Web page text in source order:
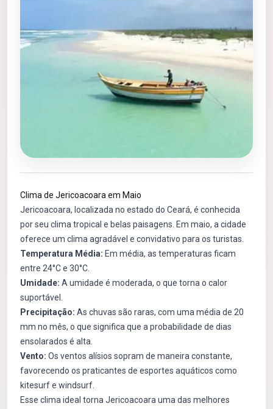
Clima de Jericoacoara em Maio
Jericoacoara, localizada no estado do Ceará, é conhecida
por seu clima tropical e belas paisagens. Em maio, a cidade
oferece um clima agradável e convidativo para os turistas.
Temperatura Média: Em média, as temperaturas ficam
entre 24°C e 30°C.
Umidade: A umidade é moderada, o que torna o calor
suportável.
Precipitação: As chuvas são raras, com uma média de 20
mm no mês, o que significa que a probabilidade de dias
ensolarados é alta.
Vento: Os ventos alísios sopram de maneira constante,
favorecendo os praticantes de esportes aquáticos como
kitesurf e windsurf.
Esse clima ideal torna Jericoacoara uma das melhores